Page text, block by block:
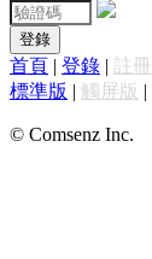
登錄
首頁 | 登錄 | 註冊
標準版 | 觸屏版 |
© Comsenz Inc.